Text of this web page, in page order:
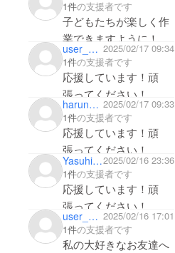
1件の支援者です
子どもたちが楽しく作
業できますように！
user_24ab95387ec4 2025/02/17 09:34
1件の支援者です
応援しています！頑
張ってください！
harunatsu1404 2025/02/17 09:33
1件の支援者です
応援しています！頑
張ってください！
Yasuhiko UCHIMA2025/02/16 23:36
1件の支援者です
応援しています！頑
張ってください！
user_03864d50de84 2025/02/16 17:01
1件の支援者です
私の大好きなお友達へ